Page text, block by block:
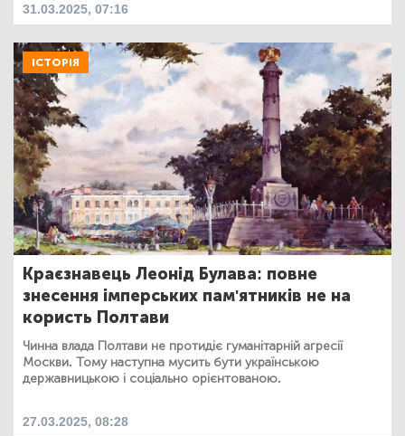
31.03.2025, 07:16
ІСТОРІЯ
Краєзнавець Леонід Булава: повне
знесення імперських пам'ятників не на
користь Полтави
Чинна влада Полтави не протидіє гуманітарній агресії
Москви. Тому наступна мусить бути українською
державницькою і соціально орієнтованою.
27.03.2025, 08:28